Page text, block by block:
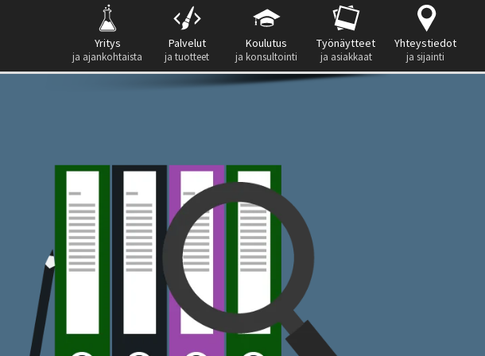
Yritys
ja ajankohtaista
Palvelut
ja tuotteet
Koulutus
ja konsultointi
Työnäytteet
ja asiakkaat
Yhteystiedot
ja sijainti